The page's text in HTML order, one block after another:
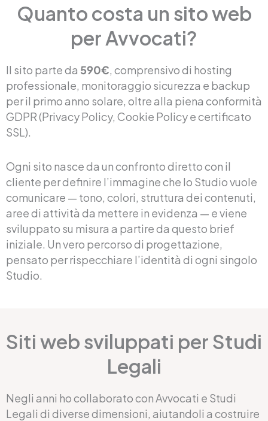
Quanto costa un sito web
per Avvocati?
Il sito parte da 590€ , comprensivo di hosting
professionale, monitoraggio sicurezza e backup
per il primo anno solare, oltre alla piena conformità
GDPR (Privacy Policy, Cookie Policy e certificato
SSL).
Ogni sito nasce da un confronto diretto con il
cliente per definire l’immagine che lo Studio vuole
comunicare — tono, colori, struttura dei contenuti,
aree di attività da mettere in evidenza — e viene
sviluppato su misura a partire da questo brief
iniziale. Un vero percorso di progettazione,
pensato per rispecchiare l’identità di ogni singolo
Studio.
Siti web sviluppati per Studi
Legali
Negli anni ho collaborato con Avvocati e Studi
Legali di diverse dimensioni, aiutandoli a costruire